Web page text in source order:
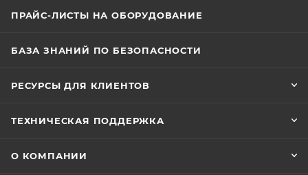
ПРАЙС-ЛИСТЫ НА ОБОРУДОВАНИЕ
БАЗА ЗНАНИЙ ПО БЕЗОПАСНОСТИ
РЕСУРСЫ ДЛЯ КЛИЕНТОВ
ТЕХНИЧЕСКАЯ ПОДДЕРЖКА
О КОМПАНИИ